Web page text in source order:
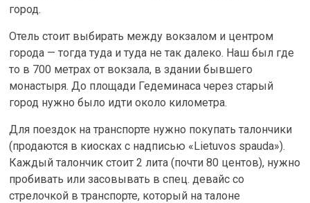
город.
Отель стоит выбирать между вокзалом и центром
города — тогда туда и туда не так далеко. Наш был где
то в 700 метрах от вокзала, в здании бывшего
монастыря. До площади Гедеминаса через старый
город нужно было идти около километра.
Для поездок на транспорте нужно покупать талончики
(продаются в киосках с надписью «Lietuvos spauda»).
Каждый талончик стоит 2 лита (почти 80 центов), нужно
пробивать или засовывать в спец. девайс со
стрелочкой в транспорте, который на талоне